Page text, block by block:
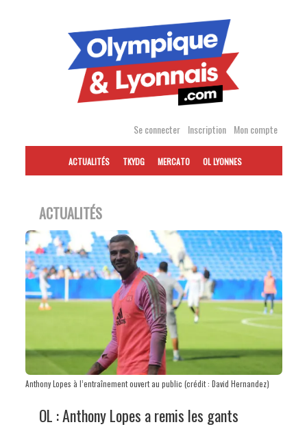
Se connecter Inscription Mon compte
ACTUALITÉS TKYDG MERCATO OL LYONNES
ACTUALITÉS
Anthony Lopes à l’entraînement ouvert au public (crédit : David Hernandez)
OL : Anthony Lopes a remis les gants